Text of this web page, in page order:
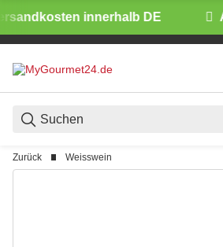
innerhalb DE
Zurück Weisswein